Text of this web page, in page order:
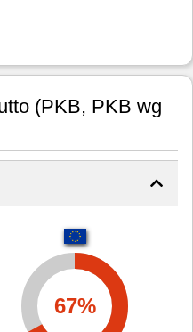
(PKB, PKB wg